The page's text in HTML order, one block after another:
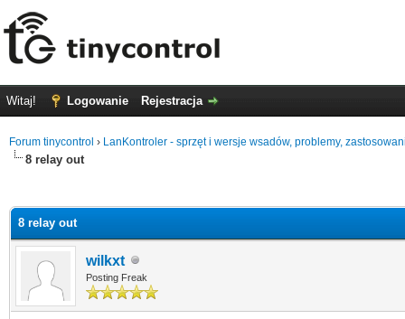
Witaj! Logowanie Rejestracja
Forum tinycontrol › LanKontroler - sprzęt i wersje wsadów, problemy,
8 relay out
8 relay out
wilkxt
Posting Freak